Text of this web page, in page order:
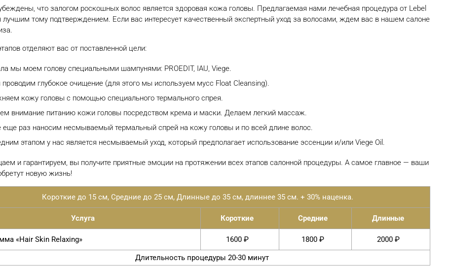
что залогом роскошных волос является здоровая кожа головы. Предлагаемая нами лечебная процедура от Lebel
лучшим тому подтверждением. Если вас интересует качественный экспертный уход за волосами, ждем вас в нашем салоне
отделяют вас от поставленной цели:
мы моем голову специальными шампунями: PROEDIT, IAU, Viege.
проводим глубокое очищение (для этого мы используем мусс Float Cleansing).
кожу головы с помощью специального термального спрея.
внимание питанию кожи головы посредством крема и маски. Делаем легкий массаж.
еще раз наносим несмываемый термальный спрей на кожу головы и по всей длине волос.
этапом у нас является несмываемый уход, который предполагает использование эссенции и/или Viege Oil.
и гарантируем, вы получите приятные эмоции на протяжении всех этапов салонной процедуры. А самое главное — ваши
новую жизнь!
Короткие до 15 см, Средние до 25 см, Длинные до 35 см, длиннее 35 см. + 30% наценка.
Услуга Короткие Средние Длинные
«Hair Skin Relaxing» 1600 ₽ 1800 ₽ 2000 ₽
Длительность процедуры 20-30 минут